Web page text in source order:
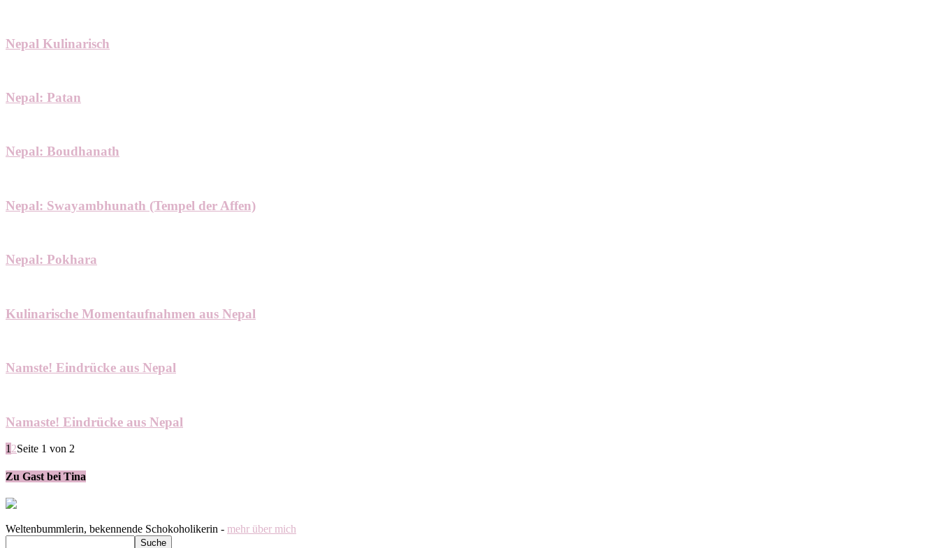
Nepal Kulinarisch
Nepal: Patan
Nepal: Boudhanath
Nepal: Swayambhunath (Tempel der Affen)
Nepal: Pokhara
Kulinarische Momentaufnahmen aus Nepal
Namste! Eindrücke aus Nepal
Namaste! Eindrücke aus Nepal
1 2Seite 1 von 2
Zu Gast bei Tina
Weltenbummlerin, bekennende Schokoholikerin - mehr über mich